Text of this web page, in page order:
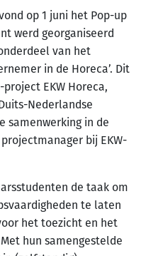
op 1 juni het Pop-up
werd georganiseerd
van het
in de Horeca’. Dit
EKW Horeca,
Nederlandse
samenwerking in de
bij EKW-
de taak om
te laten
het toezicht en het
hun samengestelde